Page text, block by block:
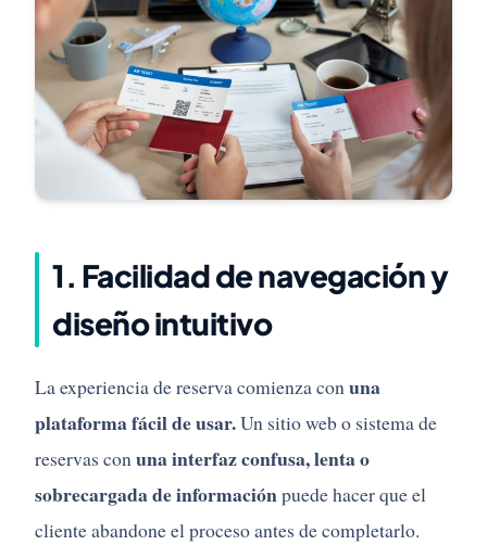
1. Facilidad de navegación y
diseño intuitivo
La experiencia de reserva comienza conuna
plataforma fácil de usar.Un sitio web o sistema de
reservas conuna interfaz confusa, lenta o
sobrecargada de informaciónpuede hacer que el
cliente abandone el proceso antes de completarlo.